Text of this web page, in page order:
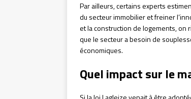
Par ailleurs, certains experts
du secteur immobilier et freiner
et la construction de logements, on
que le secteur a besoin de
économiques.
Quel impact sur le